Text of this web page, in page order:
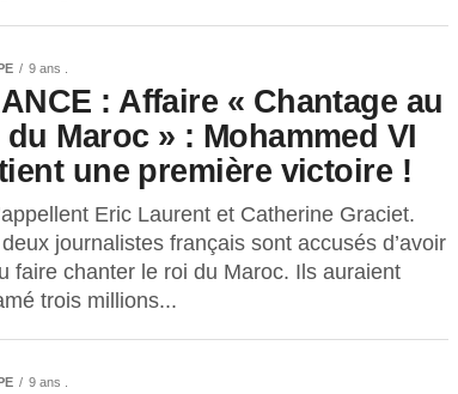
9 ans .
: Affaire « Chantage au
Maroc » : Mohammed VI
une première victoire !
Eric Laurent et Catherine Graciet.
journalistes français sont accusés d’avoir
faire chanter le roi du Maroc. Ils auraient
trois millions...
9 ans .